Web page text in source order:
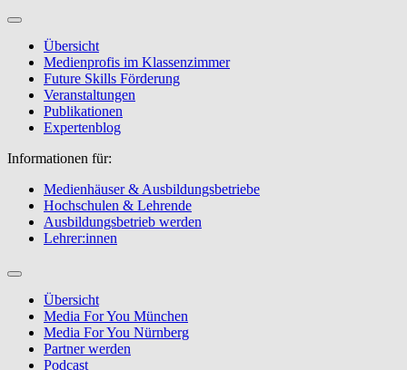
Übersicht
Medienprofis im Klassenzimmer
Future Skills Förderung
Veranstaltungen
Publikationen
Expertenblog
Informationen für:
Medienhäuser & Ausbildungsbetriebe
Hochschulen & Lehrende
Ausbildungsbetrieb werden
Lehrer:innen
Übersicht
Media For You München
Media For You Nürnberg
Partner werden
Podcast